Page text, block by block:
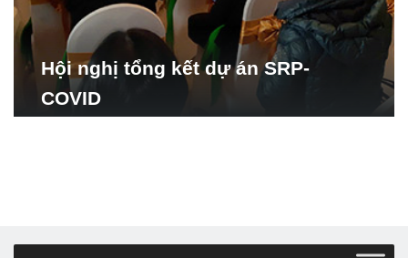
Hội nghị tổng kết dự án SRP-
COVID